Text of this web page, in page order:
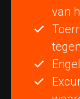
van